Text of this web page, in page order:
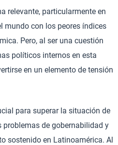
relevante, particularmente en
mundo con los peores índices
Pero, al ser una cuestión
políticos internos en esta
en un elemento de tensión
para superar la situación de
de gobernabilidad y
sostenido en Latinoamérica. Al